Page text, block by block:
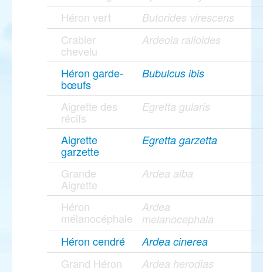
Héron vert Butorides virescens
Crabier
chevelu
Ardeola ralloides
Héron garde-
bœufs
Bubulcus ibis
Aigrette des
récifs
Egretta gularis
Aigrette
garzette
Egretta garzetta
Grande
Aigrette
Ardea alba
Héron
mélanocéphale
Ardea
melanocephala
Héron cendré Ardea cinerea
Grand Héron Ardea herodias